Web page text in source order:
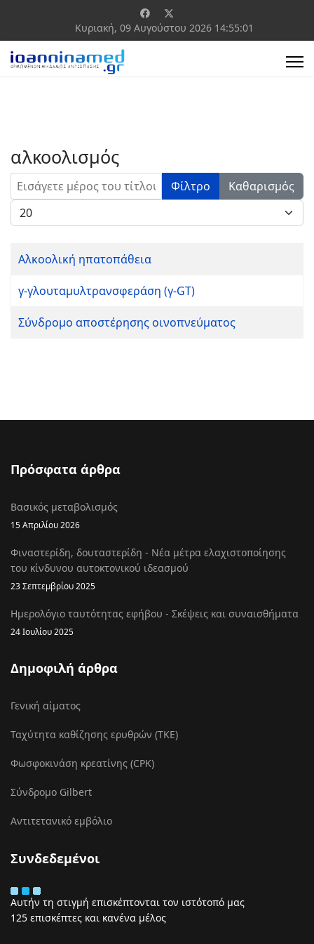
Κυριακή, 09 Αυγούστου 2026 14:55:01
αλκοολισμός
Εισάγετε μέρος του τίτλου. Φίλτρο
Καθαρισμός
Εμφάνιση #
Αλκοολική ηπατοπάθεια
γ-γλουταμυλτρανσφεράση (γ-GT)
Σύνδρομο αποστέρησης οινοπνεύματος
Πρόσφατα άρθρα
Βασικός μεταβολισμός
15 Απριλίου 2026
Φιναστερίδη, δουταστερίδη - Νέα μέτρα ελαχιστοποίησης
του κίνδυνου αυτοκτονικού ιδεασμού
23 Σεπτεμβρίου 2025
Ημερολόγιο ταυτότητας εφήβου - Σκέψεις και συναισθήματα
24 Ιουλίου 2025
Δημοφιλή άρθρα
Γενική αίματος
Ταχύτητα καθίζησης ερυθρών (ΤΚΕ)
Φωσφοκινάση κρεατίνης (CPK)
Σύνδρομο Gilbert
Αντιτετανικό εμβόλιο
Συνδεδεμένοι
Αυτήν τη στιγμή επισκέπτονται τον ιστότοπό μας
125 επισκέπτες και κανένα μέλος